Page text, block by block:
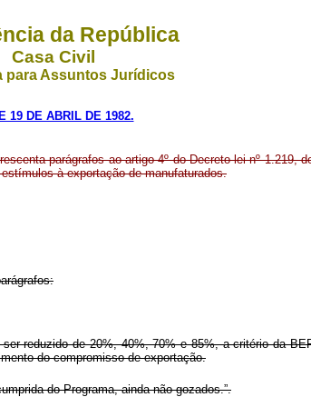
da República
Casa Civil
para Assuntos Jurídicos
19 DE ABRIL DE 1982.
parágrafos ao artigo 4º do Decreto-lei nº 1.219,
à exportação de manufaturados.
reduzido de 20%, 40%, 70% e 85%, a critério da
do compromisso de exportação.
do Programa, ainda não gozados.”.